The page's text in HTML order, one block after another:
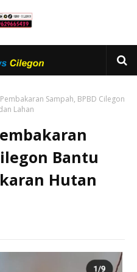
Sampah, BPBD Cilegon
Lahan
Bantu
Hutan